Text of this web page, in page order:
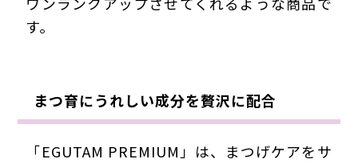
す。
まつ育にうれしい成分を贅沢に配合
「EGUTAM PREMIUM」は、まつげケアをサ